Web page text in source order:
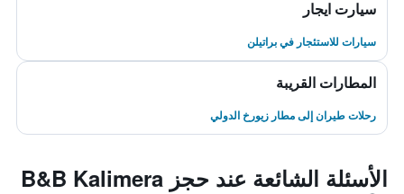
سيارت ايجار
سيارات للاستئجار في براتيلن
المطارات القريبة
رحلات طيران إلى مطار زيورخ الدولي
الأسئلة الشائعة عند حجز B&B Kalimera